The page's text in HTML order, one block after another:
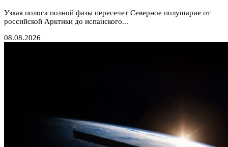
Узкая полоса полной фазы пересечет Северное полушарие от
российской Арктики до испанского...
08.08.2026